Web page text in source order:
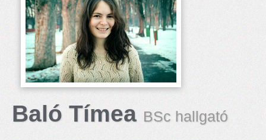
MUNKATÁRSAK
AKTUÁLIS
GALÉRIA
KAPCSOLAT
Baló Tímea BSc hallgató